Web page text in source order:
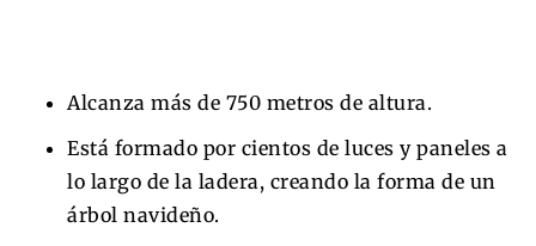
Alcanza más de 750 metros de altura.
Está formado por cientos de luces y paneles a
lo largo de la ladera, creando la forma de un
árbol navideño.